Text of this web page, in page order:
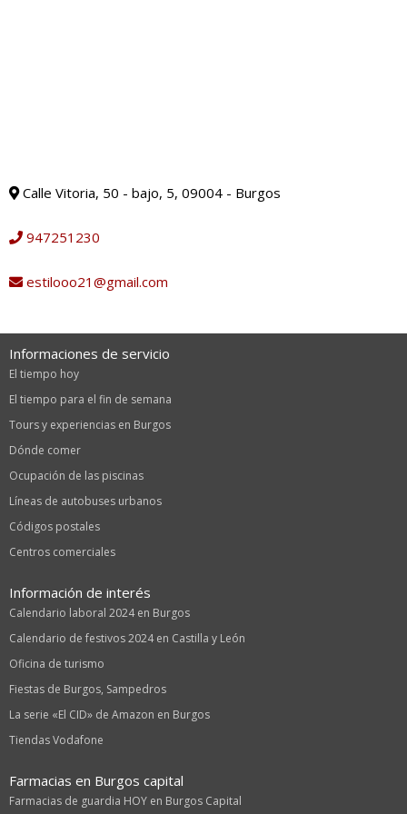
Calle Vitoria, 50 - bajo, 5, 09004 - Burgos
947251230
estilooo21@gmail.com
Informaciones de servicio
El tiempo hoy
El tiempo para el fin de semana
Tours y experiencias en Burgos
Dónde comer
Ocupación de las piscinas
Líneas de autobuses urbanos
Códigos postales
Centros comerciales
Información de interés
Calendario laboral 2024 en Burgos
Calendario de festivos 2024 en Castilla y León
Oficina de turismo
Fiestas de Burgos, Sampedros
La serie «El CID» de Amazon en Burgos
Tiendas Vodafone
Farmacias en Burgos capital
Farmacias de guardia HOY en Burgos Capital